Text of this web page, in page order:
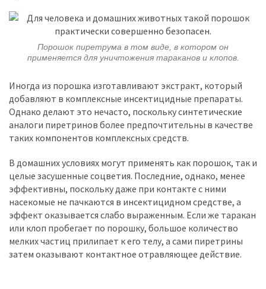
Порошок пиретрума в том виде, в котором он
применяется для уничтожения тараканов и клопов.
Иногда из порошка изготавливают экстракт, который
добавляют в комплексные инсектицидные препараты.
Однако делают это нечасто, поскольку синтетические
аналоги пиретринов более предпочтительны в качестве
таких компонентов комплексных средств.
В домашних условиях могут применять как порошок, так и
целые засушенные соцветия. Последние, однако, менее
эффективны, поскольку даже при контакте с ними
насекомые не пачкаются в инсектицидном средстве, а
эффект оказывается слабо выраженным. Если же таракан
или клоп пробегает по порошку, большое количество
мелких частиц прилипает к его телу, а сами пиретрины
затем оказывают контактное отравляющее действие.